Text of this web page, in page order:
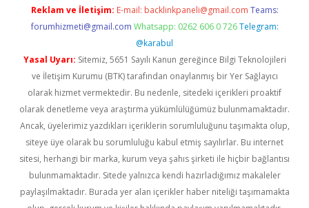
Reklam ve İletişim: E-mail: backlinkpaneli@gmail.com Teams:
forumhizmeti@gmail.com Whatsapp: 0262 606 0 726 Telegram:
@karabul
Yasal Uyarı: Sitemiz, 5651 Sayılı Kanun gereğince Bilgi Teknolojileri
ve İletişim Kurumu (BTK) tarafından onaylanmış bir Yer Sağlayıcı
olarak hizmet vermektedir. Bu nedenle, sitedeki içerikleri proaktif
olarak denetleme veya araştırma yükümlülüğümüz bulunmamaktadır.
Ancak, üyelerimiz yazdıkları içeriklerin sorumluluğunu taşımakta olup,
siteye üye olarak bu sorumluluğu kabul etmiş sayılırlar. Bu internet
sitesi, herhangi bir marka, kurum veya şahıs şirketi ile hiçbir bağlantısı
bulunmamaktadır. Sitede yalnızca kendi hazırladığımız makaleler
paylaşılmaktadır. Burada yer alan içerikler haber niteliği taşımamakta